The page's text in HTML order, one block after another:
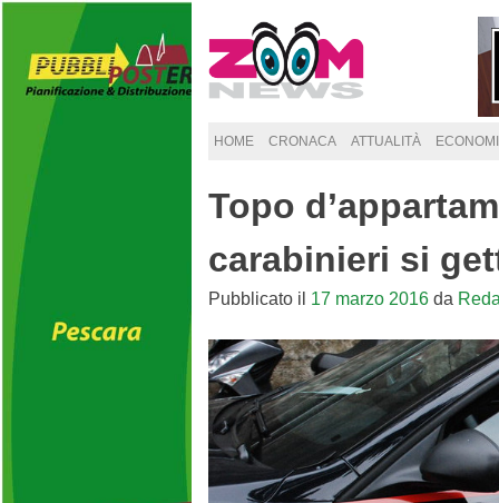
to
content
HOME CRONACA ATTUALITÀ
Topo
carabinieri si
Pubblicato il 17 marzo 2016 da